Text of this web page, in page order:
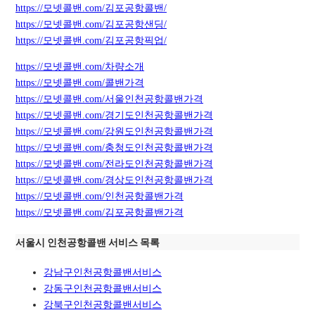
https://모넷콜밴.com/김포공항콜밴/
https://모넷콜밴.com/김포공항샌딩/
https://모넷콜밴.com/김포공항픽업/
https://모넷콜밴.com/차량소개
https://모넷콜밴.com/콜밴가격
https://모넷콜밴.com/서울인천공항콜밴가격
https://모넷콜밴.com/경기도인천공항콜밴가격
https://모넷콜밴.com/강원도인천공항콜밴가격
https://모넷콜밴.com/충청도인천공항콜밴가격
https://모넷콜밴.com/전라도인천공항콜밴가격
https://모넷콜밴.com/경상도인천공항콜밴가격
https://모넷콜밴.com/인천공항콜밴가격
https://모넷콜밴.com/김포공항콜밴가격
서울시 인천공항콜밴 서비스 목록
강남구인천공항콜밴서비스
강동구인천공항콜밴서비스
강북구인천공항콜밴서비스